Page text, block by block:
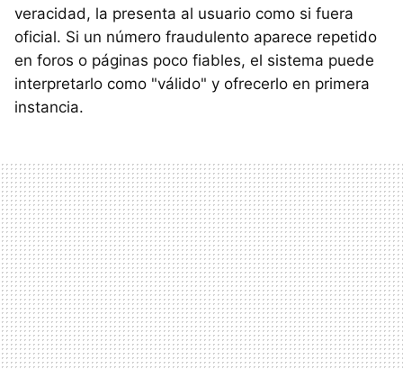
veracidad, la presenta al usuario como si fuera
oficial. Si un número fraudulento aparece repetido
en foros o páginas poco fiables, el sistema puede
interpretarlo como "válido" y ofrecerlo en primera
instancia.